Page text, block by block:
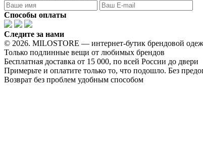
Способы оплаты
Следите за нами
© 2026. MILOSTORE — интернет-бутик брендовой
Только подлинные вещи от любимых брендов
Бесплатная доставка от 15 000, по всей России до двери
Примерьте и оплатите только то, что подошло. Без
Возврат без проблем удобным способом